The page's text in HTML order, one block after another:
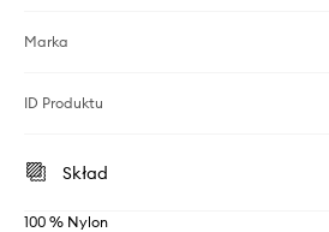
Marka
ID Produktu
Skład
100 % Nylon